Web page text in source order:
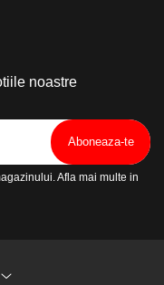
noastre
Afla mai multe in